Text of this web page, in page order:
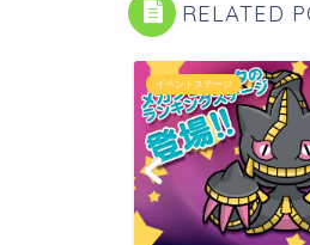
RELATED
イベントステージ